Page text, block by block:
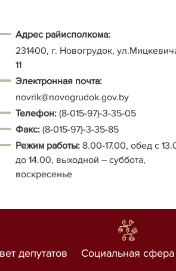
Адрес райисполкома:
231400, г. Новогрудок,
11
Электронная почта:
novrik@novogrudok.gov.by
Телефон: (8-015-97)-3-35-05
Факс: (8-015-97)-3-35-85
Режим работы: 8.00-17.00, обед с
до 14.00, выходной – суббота,
воскресенье
депутатов Социальная сфера